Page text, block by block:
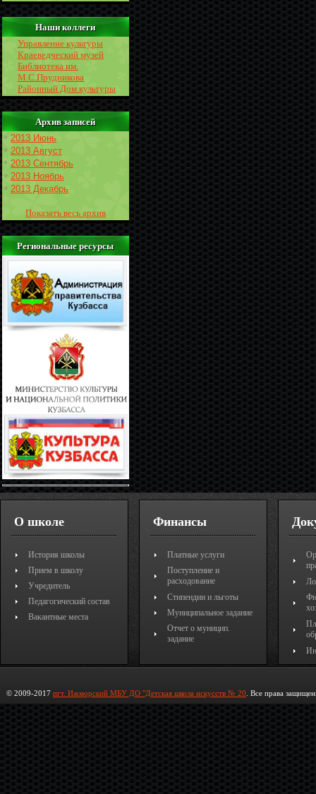
Наши коллеги
Управление культуры
Краеведческий музей
Библиотека им.
М.С.Прудникова
Районный Дом культуры
Архив записей
2013 Июнь
2013 Август
2013 Сентябрь
2013 Ноябрь
2013 Декабрь
Показать весь архив
Региональные ресурсы
О школе
История школы
Прием в школу
Учредитель
Педагогический состав
Вакантные места
Финансы
Платные услуги
Поступление и
расходование
Стипендии и льготы
Муниципальное задание
Отчет о муницип.
задание
© 2009-2017 пгт. Ижморский МБУ ДО "Детская школа искусств № 20 . Все права